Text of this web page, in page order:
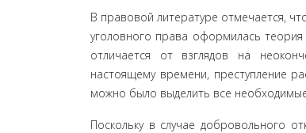
В правовой литературе отмечается,
уголовного права оформилась теория
отличается от взглядов на
настоящему времени, преступление
можно было выделить все
Поскольку в случае добровольного